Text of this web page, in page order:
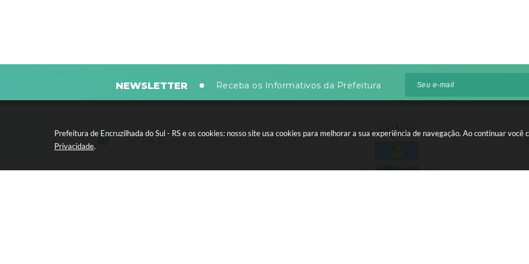
Prefeitura de Encruzilhada do Sul - RS e os cookies: nosso site usa cookies para melhorar a sua experiência de navegação. Ao continuar você
Privacidade.
NEWSLETTER Receba os Informativos da Prefeitura
Av. Rio Branco, 261, Centro CEP: 96610-000